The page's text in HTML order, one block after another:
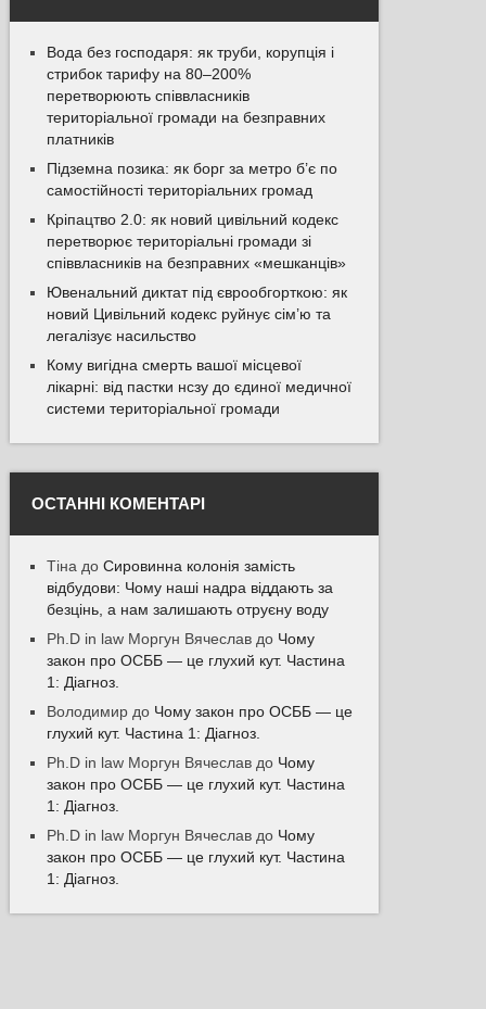
Вода без господаря: як труби, корупція і
стрибок тарифу на 80–200%
перетворюють співвласників
територіальної громади на безправних
платників
Підземна позика: як борг за метро б’є по
самостійності територіальних громад
Кріпацтво 2.0: як новий цивільний кодекс
перетворює територіальні громади зі
співвласників на безправних «мешканців»
Ювенальний диктат під єврообгорткою: як
новий Цивільний кодекс руйнує сім’ю та
легалізує насильство
Кому вигідна смерть вашої місцевої
лікарні: від пастки нсзу до єдиної медичної
системи територіальної громади
ОСТАННІ КОМЕНТАРІ
Тіна до Сировинна колонія замість
відбудови: Чому наші надра віддають за
безцінь, а нам залишають отруєну воду
Ph.D in law Моргун Вячеславдо Чому
закон про ОСББ — це глухий кут. Частина
1: Діагноз.
Володимирдо Чому закон про ОСББ — це
глухий кут. Частина 1: Діагноз.
Ph.D in law Моргун Вячеславдо Чому
закон про ОСББ — це глухий кут. Частина
1: Діагноз.
Ph.D in law Моргун Вячеславдо Чому
закон про ОСББ — це глухий кут. Частина
1: Діагноз.